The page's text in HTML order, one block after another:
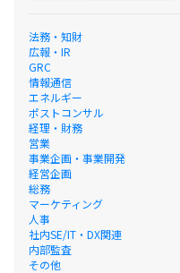
法務・知財
広報・IR
GRC
情報通信
エネルギー
ポストコンサル
経理・財務
営業
事業企画・事業開発
経営企画
総務
マーケティング
人事
社内SE/IT・DX関連
内部監査
その他